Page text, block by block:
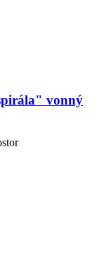
vonný